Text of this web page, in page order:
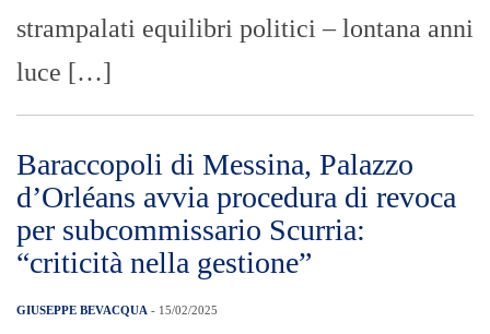
strampalati equilibri politici – lontana anni
luce […]
Baraccopoli di Messina, Palazzo
d’Orléans avvia procedura di revoca
per subcommissario Scurria:
“criticità nella gestione”
GIUSEPPE BEVACQUA - 15/02/2025